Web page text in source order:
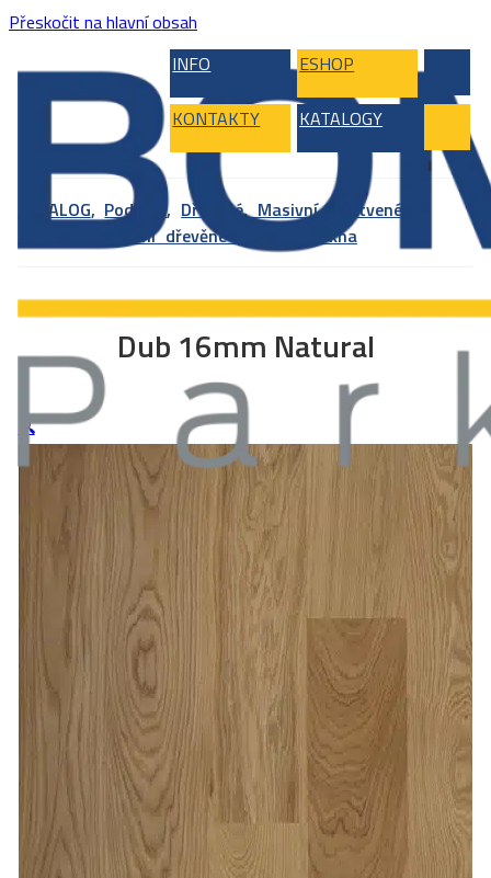
Přeskočit na hlavní obsah
INFO
ESHOP
KONTAKTY KATALOGY
KATALOG, Podlahy, Dřevěné, Masivní, Vrstvené,
Masivní dřevěné podlahy Prkna
Dub 16mm Natural
🔍